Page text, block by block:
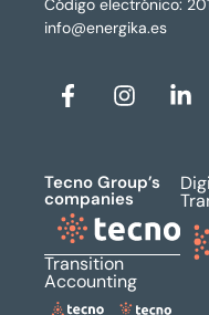
Código electrónico:
info@energika.es
Tecno Group’s
companies
Transition
Accounting